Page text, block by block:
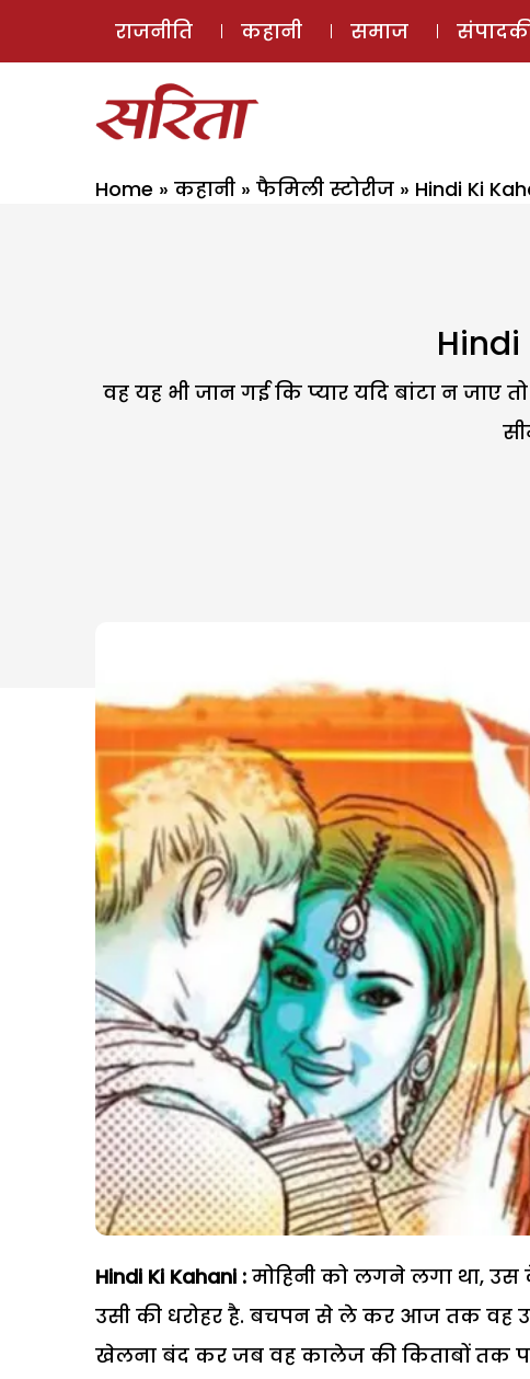
राजनीति कहानी समाज
Home » कहानी » फैमिली स्टोरीज » Hindi Ki
Hindi
वह यह भी जान गई कि प्यार यदि बांटा न जाए
Hindi Ki Kahani : मोहिनी को लगने लगा था,
उसी की धरोहर है. बचपन से ले कर आज तक वह
खेलना बंद कर जब वह कालेज की किताबों तक